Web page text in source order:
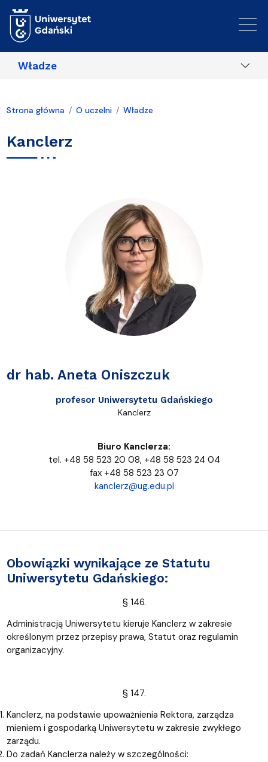
Władze
Strona główna O uczelni Władze
Kanclerz
dr hab. Aneta Oniszczuk
profesor Uniwersytetu Gdańskiego
Kanclerz
Biuro Kanclerza:
tel. +48 58 523 20 08, +48 58 523 24 04
fax +48 58 523 23 07
kanclerz@ug.edu.pl
Obowiązki wynikające ze Statutu
Uniwersytetu Gdańskiego:
§ 146.
Administracją Uniwersytetu kieruje Kanclerz w zakresie
określonym przez przepisy prawa, Statut oraz regulamin
organizacyjny.
§ 147.
Kanclerz, na podstawie upoważnienia Rektora, zarządza
mieniem i gospodarką Uniwersytetu w zakresie zwykłego
zarządu.
Do zadań Kanclerza należy w szczególności: